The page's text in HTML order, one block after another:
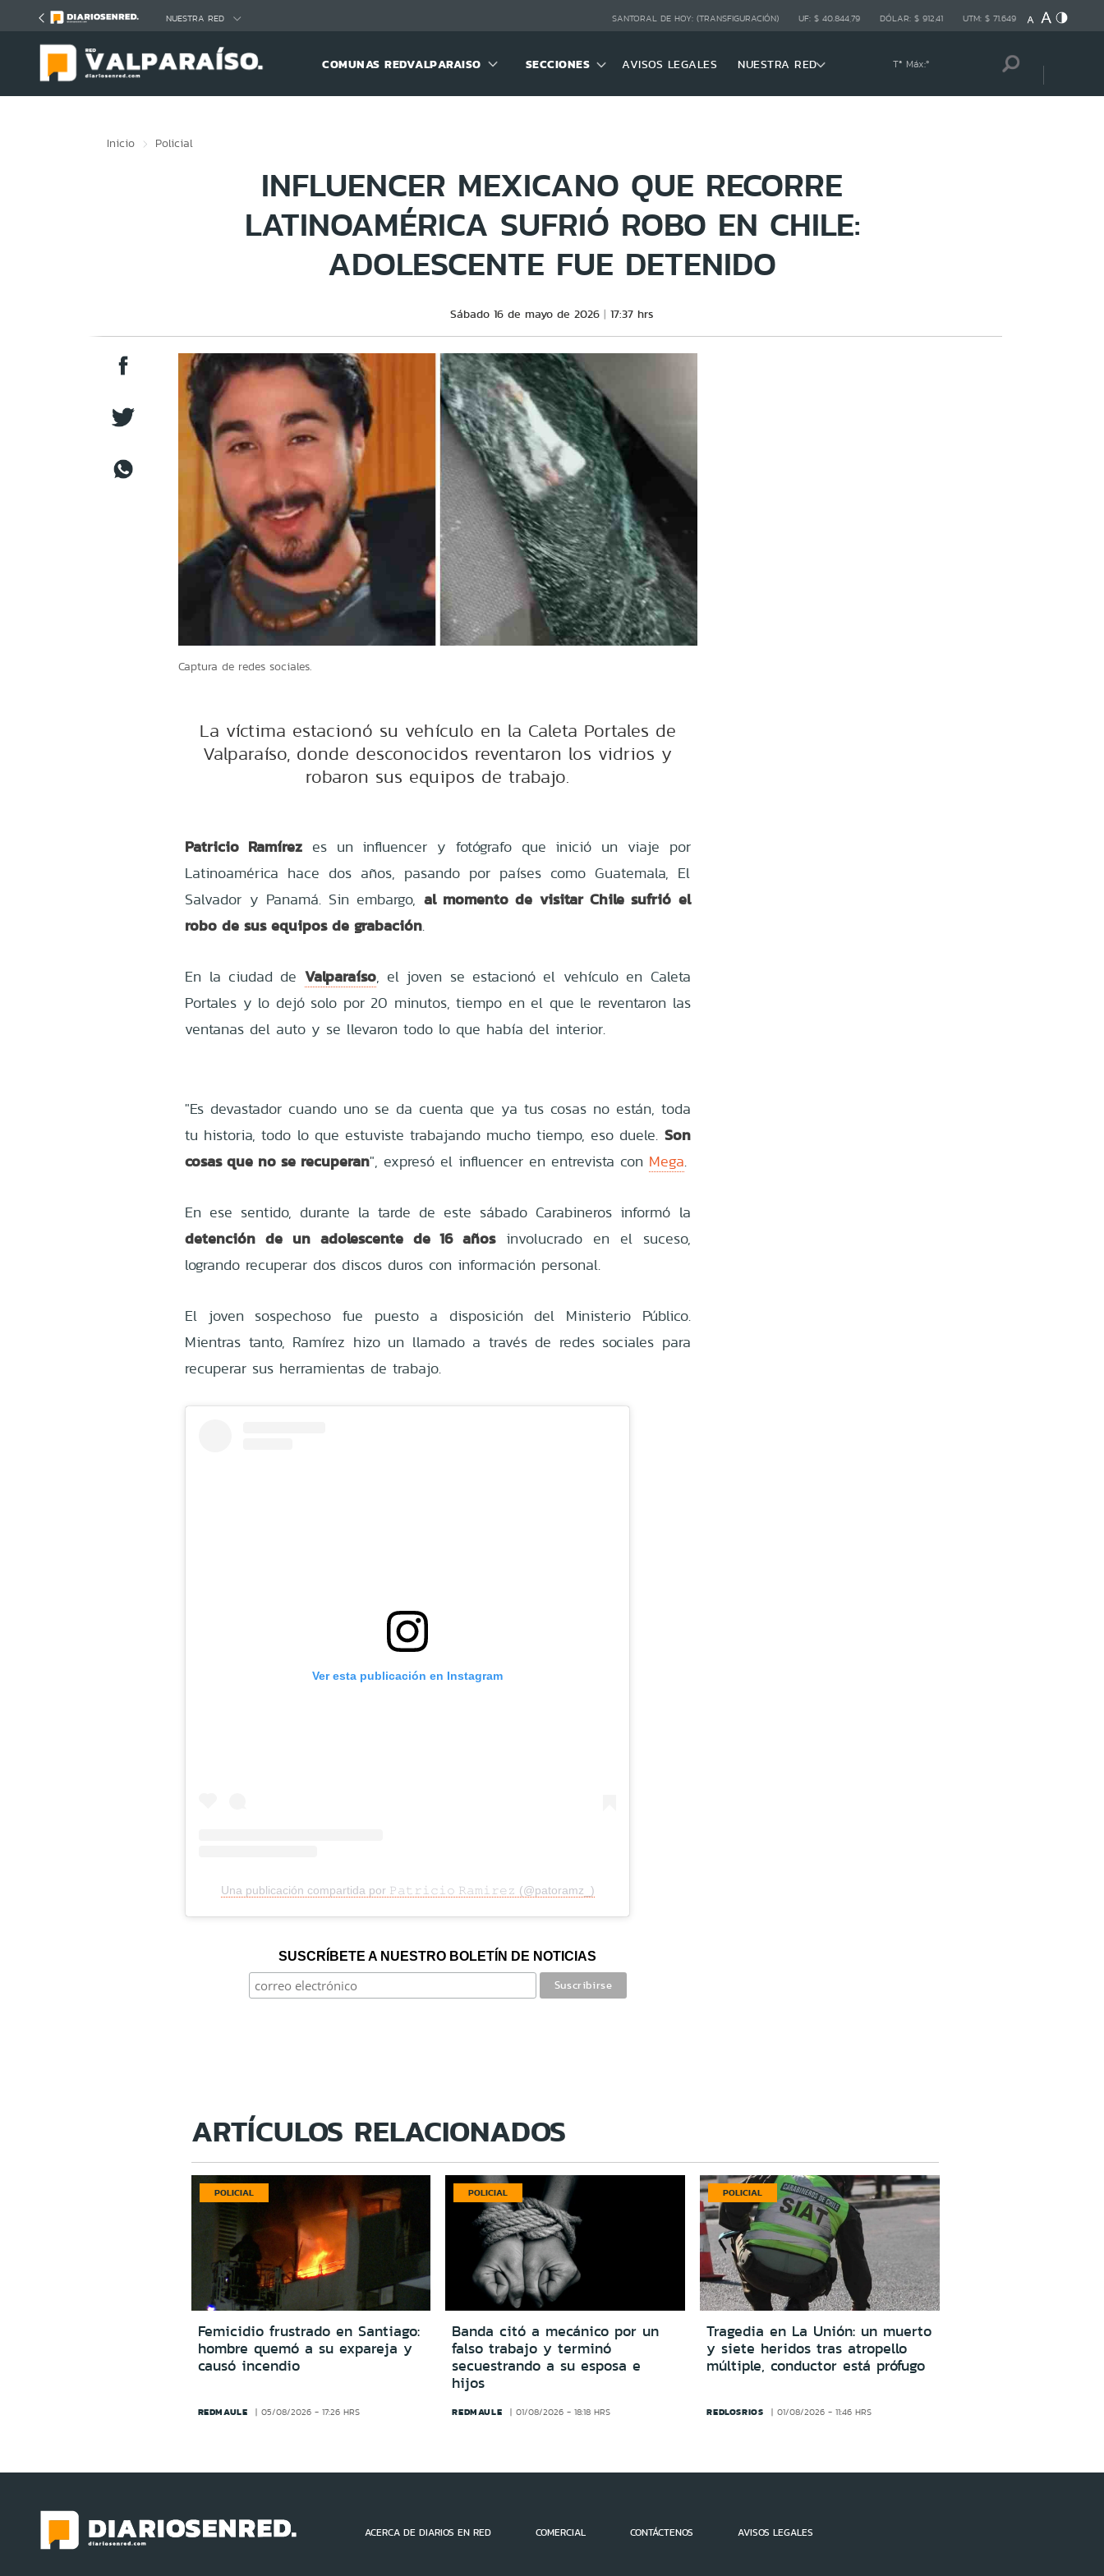
NUESTRA RED SANTORAL DE HOY: (TRANSFIGURACIÓN) UF: $ 40.844,79 DÓLAR: $ 912,41 UTM: $ 71.649
COMUNAS REDVALPARAISO SECCIONES AVISOS LEGALES NUESTRA RED Tª Máx:º
Inicio Policial
INFLUENCER MEXICANO QUE RECORRE
LATINOAMÉRICA SUFRIÓ ROBO EN CHILE:
ADOLESCENTE FUE DETENIDO
Sábado 16 de mayo de 2026 17:37 hrs
Captura de redes sociales.
La víctima estacionó su vehículo en la Caleta Portales de
Valparaíso, donde desconocidos reventaron los vidrios y
robaron sus equipos de trabajo.
Patricio Ramírez es un influencer y fotógrafo que inició un viaje por
Latinoamérica hace dos años, pasando por países como Guatemala, El
Salvador y Panamá. Sin embargo, al momento de visitar Chile sufrió el
robo de sus equipos de grabación.
En la ciudad de Valparaíso, el joven se estacionó el vehículo en Caleta
Portales y lo dejó solo por 20 minutos, tiempo en el que le reventaron las
ventanas del auto y se llevaron todo lo que había del interior.
"Es devastador cuando uno se da cuenta que ya tus cosas no están, toda
tu historia, todo lo que estuviste trabajando mucho tiempo, eso duele. Son
cosas que no se recuperan", expresó el influencer en entrevista con Mega.
En ese sentido, durante la tarde de este sábado Carabineros informó la
detención de un adolescente de 16 añosinvolucrado en el suceso,
logrando recuperar dos discos duros con información personal.
El joven sospechoso fue puesto a disposición del Ministerio Público.
Mientras tanto, Ramírez hizo un llamado a través de redes sociales para
recuperar sus herramientas de trabajo.
Ver esta publicación en Instagram
Una publicación compartida por 𝙿𝚊𝚝𝚛𝚒𝚌𝚒𝚘 𝚁𝚊𝚖𝚒𝚛𝚎𝚣 (@patoramz_)
SUSCRÍBETE A NUESTRO BOLETÍN DE NOTICIAS
ARTÍCULOS RELACIONADOS
POLICIAL
Femicidio frustrado en Santiago:
hombre quemó a su expareja y
causó incendio
REDMAULE 05/08/2026 - 17:26 HRS
POLICIAL
Banda citó a mecánico por un
falso trabajo y terminó
secuestrando a su esposa e
hijos
REDMAULE 01/08/2026 - 18:18 HRS
POLICIAL
Tragedia en La Unión: un muerto
y siete heridos tras atropello
múltiple, conductor está prófugo
REDLOSRIOS 01/08/2026 - 11:46 HRS
ACERCA DE DIARIOS EN RED COMERCIAL CONTÁCTENOS AVISOS LEGALES